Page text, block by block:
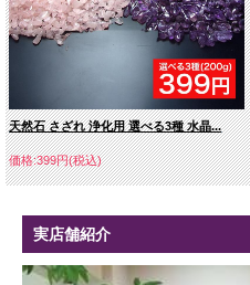
天然石 さざれ 浄化用 選べる3種 水晶...
価格:399円(税込)
実店舗紹介